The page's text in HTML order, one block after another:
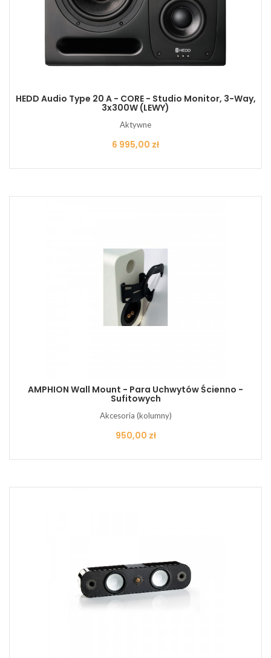
HEDD Audio Type 20 A - CORE - Studio Monitor, 3-Way,
3x300W (LEWY)
Aktywne
Cena
6 995,00 zł
AMPHION Wall Mount - Para Uchwytów Ścienno -
Sufitowych
Akcesoria (kolumny)
Cena
950,00 zł